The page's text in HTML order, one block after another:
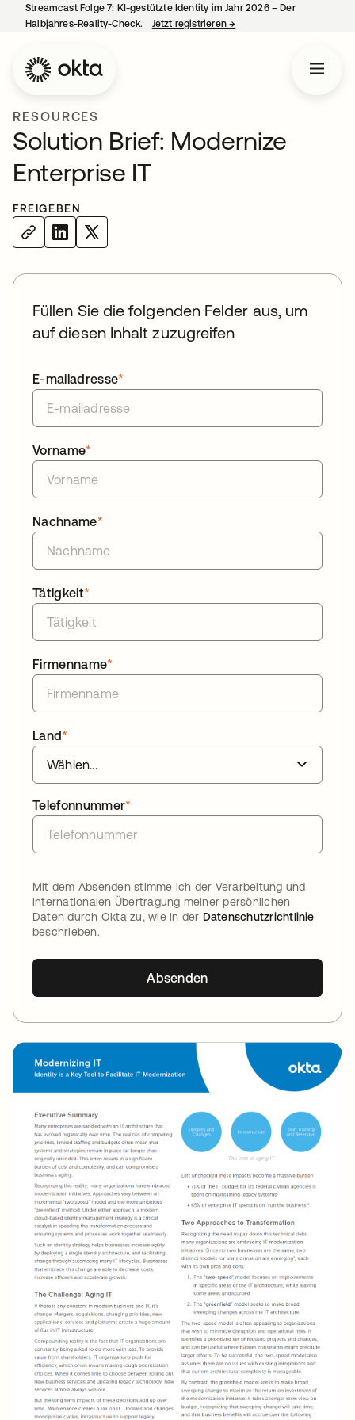
Streamcast Folge 7: KI-gestützte Identity im Jahr 2026 – Der
Halbjahres-Reality-Check.
Jetzt registrieren→
RESOURCES
Solution Brief: Modernize
Enterprise IT
FREIGEBEN
Füllen Sie die folgenden Felder aus, um
auf diesen Inhalt zuzugreifen
*
E-mailadresse
*
Vorname
*
Nachname
*
Tätigkeit
*
Firmenname
*
Land
*
Telefonnummer
Mit dem Absenden stimme ich der Verarbeitung und
internationalen Übertragung meiner persönlichen
Daten durch Okta zu, wie in der Datenschutzrichtlinie
beschrieben.
Absenden